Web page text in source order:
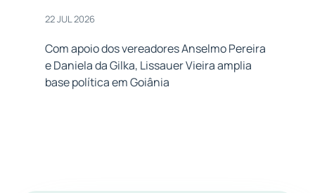
22 JUL 2026
Com apoio dos vereadores Anselmo Pereira
e Daniela da Gilka, Lissauer Vieira amplia
base política em Goiânia